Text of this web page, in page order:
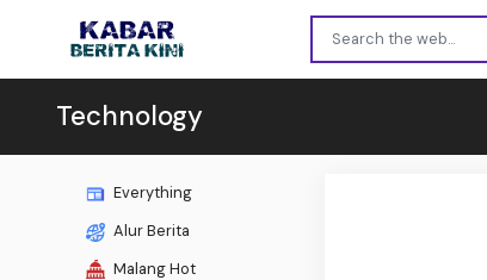
Technology
Everything
Alur Berita
Malang Hot